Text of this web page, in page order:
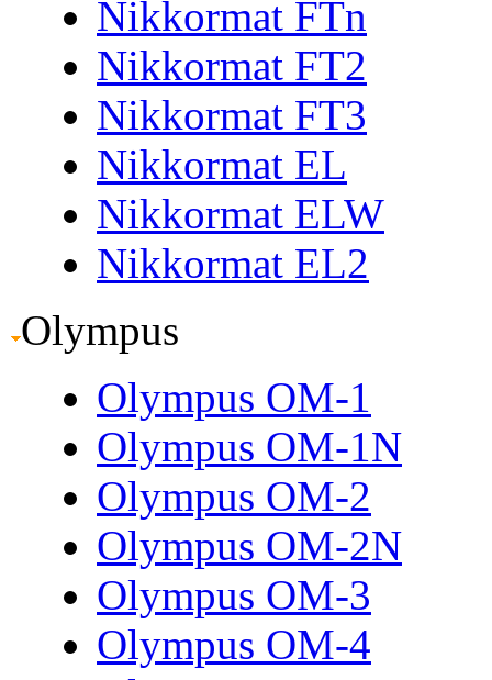
Nikkormat FTn
Nikkormat FT2
Nikkormat FT3
Nikkormat EL
Nikkormat ELW
Nikkormat EL2
Olympus
Olympus OM-1
Olympus OM-1N
Olympus OM-2
Olympus OM-2N
Olympus OM-3
Olympus OM-4